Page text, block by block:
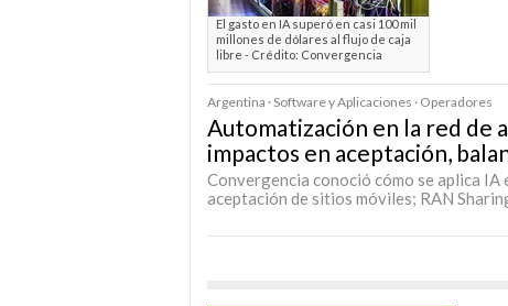
El gasto en IA superó en casi 100 mil
millones de dólares al flujo de caja
libre - Crédito: Convergencia
Argentina · Software y Aplicaciones · Operadores
Automatización en la red de
impactos en aceptación,
Convergencia conoció cómo se aplica IA
aceptación de sitios móviles; RAN